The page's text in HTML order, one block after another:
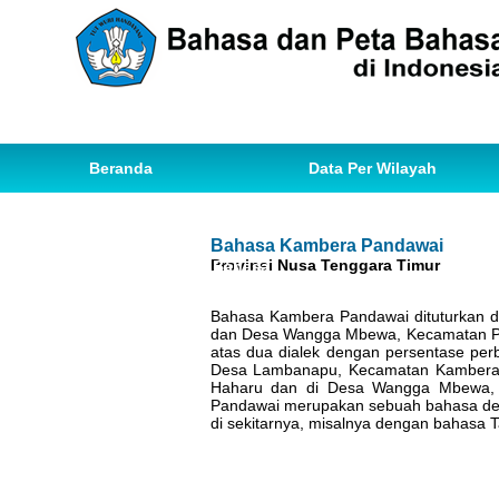
Beranda Data Per Wilayah
Ihwal Pemetaan Bahasa
Bahasa Kambera Pandawai
Provinsi Nusa Tenggara Timur
Bahasa Kambera Pandawai dituturkan
dan Desa Wangga Mbewa, Kecamatan
atas dua dialek dengan persentase
Desa Lambanapu, Kecamatan
Haharu dan di Desa Wangga
Pandawai merupakan sebuah bahasa
di sekitarnya, misalnya dengan bahasa